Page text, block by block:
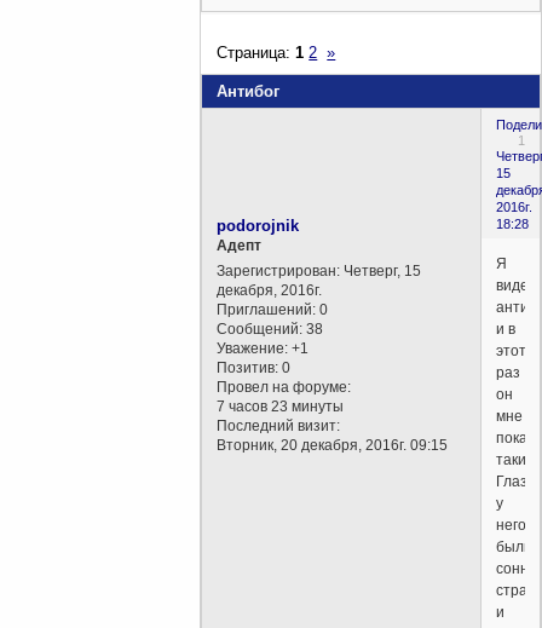
Антибог
Страница:1 2 »
1
15
2016г.
18:28
podorojnik
Aдепт
Зарегистрирован: Четверг, 15
декабря, 2016г.
Приглашений: 0
Сообщений: 38
Уважение: +1
Позитив: 0
Провел на форуме:
7 часов 23 минуты
Последний визит:
Вторник, 20 декабря, 2016г. 09:15
Я
видел
и в
этот
раз
он
мне
таким.
Глаза
у
него
были
и